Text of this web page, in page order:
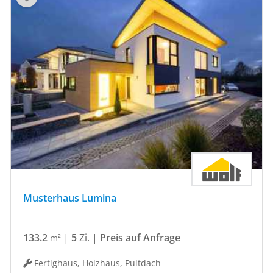
Musterhaus Lumina
133.2 m² | 5Zi. | Preis auf Anfrage
Fertighaus, Holzhaus, Pultdach